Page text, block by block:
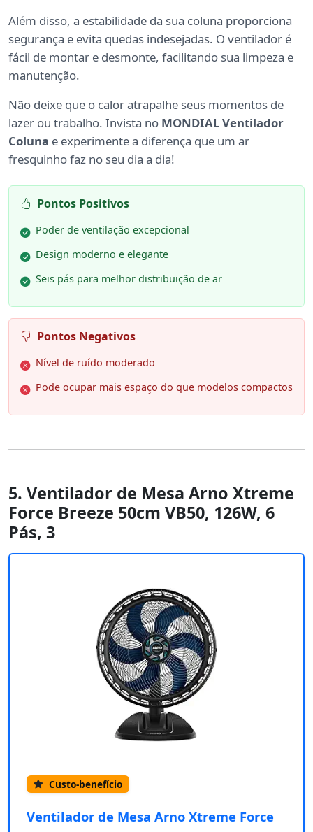
Além disso, a estabilidade da sua coluna proporciona
segurança e evita quedas indesejadas. O ventilador é
fácil de montar e desmonte, facilitando sua limpeza e
manutenção.
Não deixe que o calor atrapalhe seus momentos de
lazer ou trabalho. Invista no MONDIAL Ventilador
Coluna e experimente a diferença que um ar
fresquinho faz no seu dia a dia!
Pontos Positivos
Poder de ventilação excepcional
Design moderno e elegante
Seis pás para melhor distribuição de ar
Pontos Negativos
Nível de ruído moderado
Pode ocupar mais espaço do que modelos compactos
5. Ventilador de Mesa Arno Xtreme
Force Breeze 50cm VB50, 126W, 6
Pás, 3
Custo-benefício
Ventilador de Mesa Arno Xtreme Force